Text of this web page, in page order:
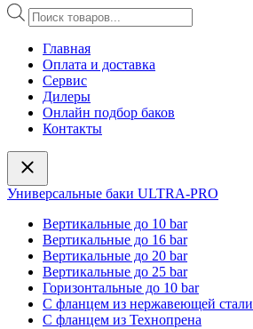
Поиск
товаров
Главная
Оплата и доставка
Сервис
Дилеры
Онлайн подбор баков
Контакты
Универсальные баки ULTRA-PRO
Вертикальные до 10 bar
Вертикальные до 16 bar
Вертикальные до 20 bar
Вертикальные до 25 bar
Горизонтальные до 10 bar
С фланцем из нержавеющей стали
С фланцем из Технопрена